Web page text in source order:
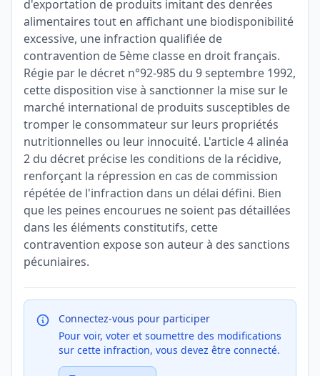
d'exportation de produits imitant des denrées
alimentaires tout en affichant une biodisponibilité
excessive, une infraction qualifiée de
contravention de 5ème classe en droit français.
Régie par le décret n°92-985 du 9 septembre 1992,
cette disposition vise à sanctionner la mise sur le
marché international de produits susceptibles de
tromper le consommateur sur leurs propriétés
nutritionnelles ou leur innocuité. L'article 4 alinéa
2 du décret précise les conditions de la récidive,
renforçant la répression en cas de commission
répétée de l'infraction dans un délai défini. Bien
que les peines encourues ne soient pas détaillées
dans les éléments constitutifs, cette
contravention expose son auteur à des sanctions
pécuniaires.
Connectez-vous pour participer
Pour voir, voter et soumettre des modifications
sur cette infraction, vous devez être connecté.